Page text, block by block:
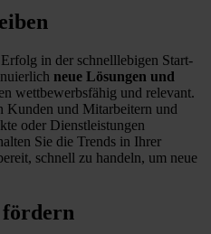
in der schnelllebigen Start-
neue Lösungen und
wettbewerbsfähig und relevant.
Kunden und Mitarbeitern und
oder Dienstleistungen
Sie die Trends in Ihrer
schnell zu handeln, um neue
fördern